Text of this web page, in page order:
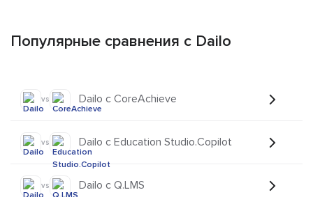
Популярные сравнения с Dailo
vs Dailo с CoreAchieve
vs Dailo с Education Studio.Copilot
vs Dailo с Q.LMS